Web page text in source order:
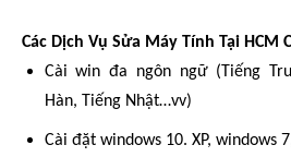
Các Dịch Vụ Sửa Máy Tính Tại HCM
Cài win đa ngôn ngữ (Tiếng
Hàn, Tiếng Nhật…vv)
Cài đặt windows 10. XP, windows